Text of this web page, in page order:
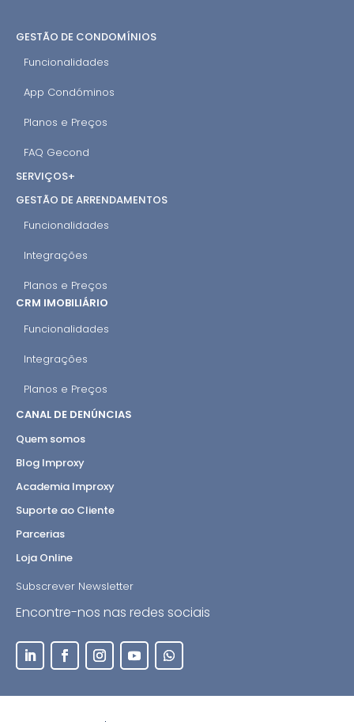
GESTÃO DE CONDOMÍNIOS
Funcionalidades
App Condóminos
Planos e Preços
FAQ Gecond
SERVIÇOS+
GESTÃO DE ARRENDAMENTOS
Funcionalidades
Integrações
Planos e Preços
CRM IMOBILIÁRIO
Funcionalidades
Integrações
Planos e Preços
CANAL DE DENÚNCIAS
Quem somos
Blog Improxy
Academia Improxy
Suporte ao Cliente
Parcerias
Loja Online
Subscrever Newsletter
Encontre-nos nas redes sociais